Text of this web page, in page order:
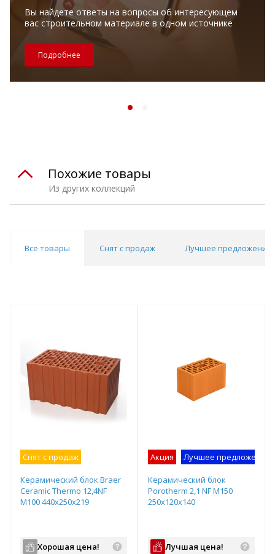
Вы найдете ответы на вопросы об интересующем
вас строительном материале в одном источнике
Подробнее
Из других коллекций
Похожие товары
Все товары Снят с продаж Лучшее предложение
Снят с продаж
Керамический блок Braer
Ceramic Thermo 12,4NF
М100 440x250x219
Хорошая цена!
Акция Лучшее предложение
Керамический блок
Porotherm 2,1 NF М150
250x120x140
Лучшая цена!